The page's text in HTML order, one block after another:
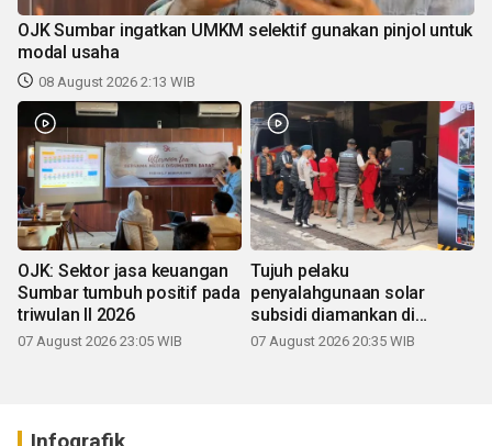
OJK Sumbar ingatkan UMKM selektif gunakan pinjol untuk
modal usaha
08 August 2026 2:13 WIB
OJK: Sektor jasa keuangan
Sumbar tumbuh positif pada
triwulan II 2026
07 August 2026 23:05 WIB
Tujuh pelaku
penyalahgunaan solar
subsidi diamankan di
Sumbar
07 August 2026 20:35 WIB